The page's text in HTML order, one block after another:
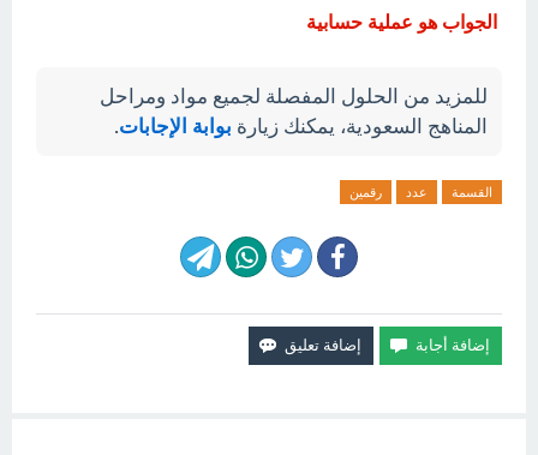
الجواب هو عملية حسابية
للمزيد من الحلول المفصلة لجميع مواد ومراحل
المناهج السعودية، يمكنك زيارة بوابة الإجابات.
القسمة عدد رقمين